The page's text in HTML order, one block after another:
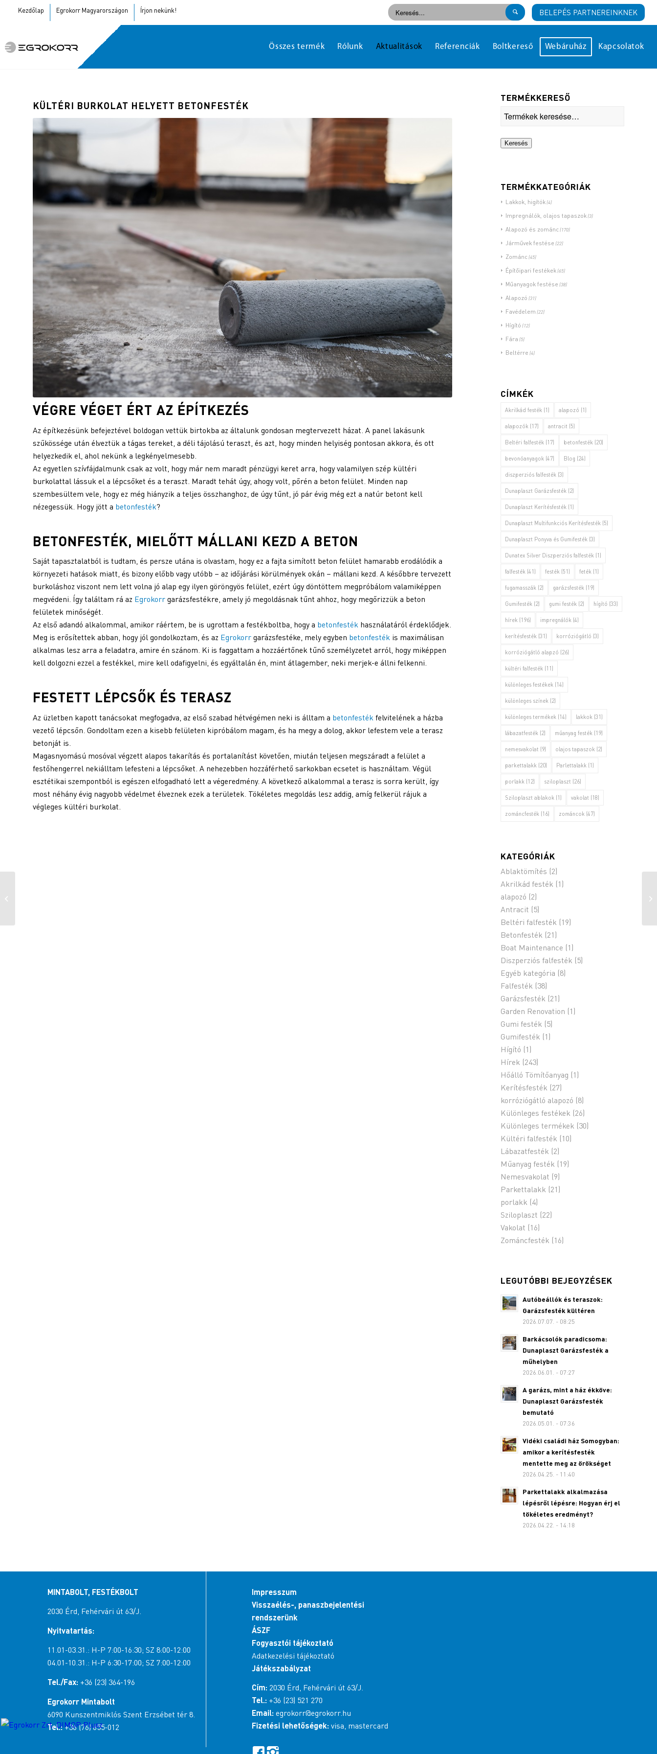
Kezdőlap Egrokorr Magyarországon Írjon nekünk! BELEPÉS PARTNEREINKNEK
Összes termék Rólunk Aktualitások Referenciák Boltkereső Webáruház Kapcsolatok
KÜLTÉRI BURKOLAT HELYETT BETONFESTÉK
VÉGRE VÉGET ÉRT AZ ÉPÍTKEZÉS
Az építkezésünk befejeztével boldogan vettük birtokba az általunk gondosan megtervezett házat. A panel lakásunk
szűkössége után élveztük a tágas tereket, a déli tájolású teraszt, és azt, hogy minden helyiség pontosan akkora, és ott
helyezkedik el, ahol nekünk a legkényelmesebb.
Az egyetlen szívfájdalmunk csak az volt, hogy már nem maradt pénzügyi keret arra, hogy valamilyen szép kültéri
burkolattal lássuk el a lépcsőket és a teraszt. Maradt tehát úgy, ahogy volt, pőrén a beton felület. Minden nap
szembesültem vele, hogy ez még hiányzik a teljes összhanghoz, de úgy tűnt, jó pár évig még ezt a natúr betont kell
nézegessük. Hogy jött a betonfesték?
BETONFESTÉK, MIELŐTT MÁLLANI KEZD A BETON
Saját tapasztalatból is tudtam, és persze utána is olvastam, hogy ez a fajta simított beton felület hamarabb erodálódik a
környezeti hatások miatt, és bizony előbb vagy utóbb – az időjárási körülmények okán – mállani kezd. A későbbre tervezett
burkoláshoz viszont nem lett volna jó alap egy ilyen göröngyös felület, ezért úgy döntöttem megpróbálom valamiképpen
megvédeni. Így találtam rá az Egrokorr garázsfestékre, amely jó megoldásnak tűnt ahhoz, hogy megőrizzük a beton
felületek minőségét.
Az első adandó alkalommal, amikor ráértem, be is ugrottam a festékboltba, hogy a betonfesték használatáról érdeklődjek.
Meg is erősítettek abban, hogy jól gondolkoztam, és az Egrokorr garázsfestéke, mely egyben betonfesték is maximálisan
alkalmas lesz arra a feladatra, amire én szánom. Ki is faggattam a hozzáértőnek tűnő személyzetet arról, hogy miképpen
kell dolgozni ezzel a festékkel, mire kell odafigyelni, és egyáltalán én, mint átlagember, neki merjek-e állni felkenni.
FESTETT LÉPCSŐK ÉS TERASZ
Az üzletben kapott tanácsokat megfogadva, az első szabad hétvégémen neki is álltam a betonfesték felvitelének a házba
vezető lépcsőn. Gondoltam ezen a kisebb felületen kipróbálom magam, és ha megy a dolog, akkor lefestem vele a terasz
betonját is.
Magasnyomású mosóval végzett alapos takarítás és portalanítást követően, miután teljesen megszáradt a felület a
festőhengerrel nekiálltam lefesteni a lépcsőket. A nehezebben hozzáférhető sarkokban ecsetet is használtam. Végül
esztétikai szempontból is egészen elfogadható lett a végeredmény. A következő alkalommal a terasz is sorra került, így
most néhány évig nagyobb védelmet élveznek ezek a területek. Tökéletes megoldás lesz addig, amíg felkerül rájuk a
végleges kültéri burkolat.
TERMÉKKERESŐ
Keresés
TERMÉKKATEGÓRIÁK
Lakkok, higítók (4)
Impregnálók, olajos tapaszok (3)
Alapozó és zománc (170)
Járművek festése (22)
Zománc (45)
Építőipari festékek (65)
Műanyagok festése (38)
Alapozó (31)
Favédelem (22)
Hígító (12)
Fára (5)
Beltérre (4)
CÍMKÉK
Akrilkád festék (1) alapozó (1)
alapozók (17) antracit (5)
Beltéri falfesték (17) betonfesték (20)
bevonóanyagok (47) Blog (24)
diszperziós falfesték (3)
Dunaplaszt Garázsfesték (2)
Dunaplaszt Kerítésfesték (1)
Dunaplaszt Multifunkciós Kerítésfesték (5)
Dunaplaszt Ponyva és Gumifesték (3)
Dunatex Silver Diszperziós falfesték (1)
falfesték (41) festék (51) feték (1)
fugamasszák (2) garázsfesték (19)
Gumifesték (2) gumi festék (2) hígító (33)
hírek (196) impregnálók (4)
kerítésfesték (31) korróziógátló (3)
korróziógátló alapzó (26)
kültéri falfesték (11)
különleges festékek (14)
különleges színek (2)
különleges termékek (14) lakkok (31)
lábazatfesték (2) műanyag festék (19)
nemesvakolat (9) olajos tapaszok (2)
parkettalakk (20) Parlettalakk (1)
porlakk (12) sziloplaszt (26)
Sziloplaszt ablakok (1) vakolat (18)
zománcfesték (16) zománcok (47)
KATEGÓRIÁK
Ablaktömítés (2)
Akrilkád festék (1)
alapozó (2)
Antracit (5)
Beltéri falfesték (19)
Betonfesték (21)
Boat Maintenance (1)
Diszperziós falfesték (5)
Egyéb kategória (8)
Falfesték (38)
Garázsfesték (21)
Garden Renovation (1)
Gumi festék (5)
Gumifesték (1)
Hígító (1)
Hírek (243)
Hőálló Tömítőanyag (1)
Kerítésfesték (27)
korróziógátló alapozó (8)
Különleges festékek (26)
Különleges termékek (30)
Kültéri falfesték (10)
Lábazatfesték (2)
Műanyag festék (19)
Nemesvakolat (9)
Parkettalakk (21)
porlakk (4)
Sziloplaszt (22)
Vakolat (16)
Zománcfesték (16)
LEGUTÓBBI BEJEGYZÉSEK
Autóbeállók és teraszok:
Garázsfesték kültéren
2026.07.07. - 08:25
Barkácsolók paradicsoma:
Dunaplaszt Garázsfesték a
műhelyben
2026.06.01. - 07:27
A garázs, mint a ház ékköve:
Dunaplaszt Garázsfesték
bemutató
2026.05.01. - 07:36
Vidéki családi ház Somogyban:
amikor a kerítésfesték
mentette meg az örökséget
2026.04.25. - 11:40
Parkettalakk alkalmazása
lépésről lépésre: Hogyan érj el
tökéletes eredményt?
2026.04.22. - 14:18
MINTABOLT, FESTÉKBOLT
2030 Érd, Fehérvári út 63/J.
Nyitvatartás:
11.01-03.31.: H-P 7:00-16:30; SZ 8:00-12:00
04.01-10.31.: H-P 6:30-17:00; SZ 7:00-12:00
Tel./Fax: +36 (23) 364-196
Egrokorr Mintabolt
6090 Kunszentmiklós Szent Erzsébet tér 8.
Tel.: +36 (76) 655-012
Impresszum
Visszaélés-, panaszbejelentési
rendszerünk
ÁSZF
Fogyasztói tájékoztató
Adatkezelési tájékoztató
Játékszabályzat
Cím: 2030 Érd, Fehérvári út 63/J.
Tel.: +36 (23) 521 270
Email: egrokorr@egrokorr.hu
Fizetési lehetőségek: visa, mastercard